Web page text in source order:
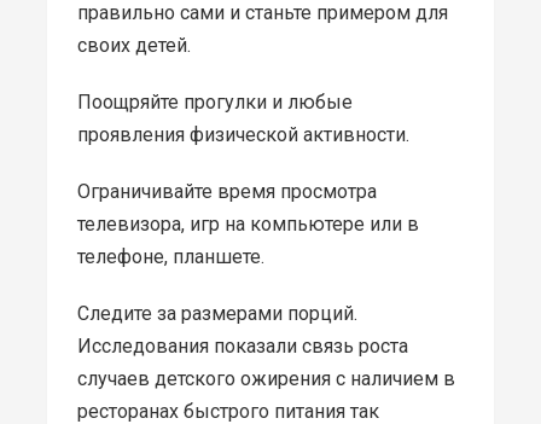
правильно сами и станьте примером для
своих детей.
Поощряйте прогулки и любые
проявления физической активности.
Ограничивайте время просмотра
телевизора, игр на компьютере или в
телефоне, планшете.
Следите за размерами порций.
Исследования показали связь роста
случаев детского ожирения с наличием в
ресторанах быстрого питания так